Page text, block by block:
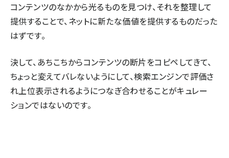
コンテンツのなかから光るものを見つけ、それを整理して
提供することで、ネットに新たな価値を提供するものだった
はずです。
決して、あちこちからコンテンツの断片をコピペしてきて、
ちょっと変えてバレないようにして、検索エンジンで評価さ
れ上位表示されるようにつなぎ合わせることがキュレー
ションではないのです。